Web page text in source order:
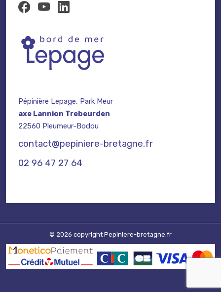
Pépinière Lepage, Park Meur
axe Lannion Trebeurden
22560 Pleumeur-Bodou
contact@pepiniere-bretagne.fr
02 96 47 27 64
© 2026 copyright Pepiniere-bretagne.fr